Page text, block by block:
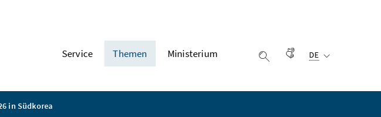
Service Themen Ministerium Suche einblenden
Gebärdensprache
DE
in Südkorea